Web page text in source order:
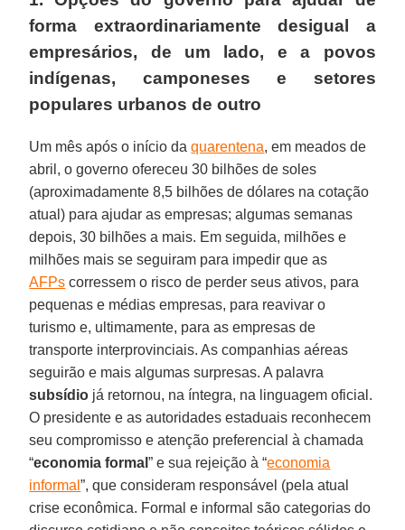
forma extraordinariamente desigual a
empresários, de um lado, e a povos
indígenas, camponeses e setores
populares urbanos de outro
Um mês após o início daquarentena, em meados de
abril, o governo ofereceu 30 bilhões de soles
(aproximadamente 8,5 bilhões de dólares na cotação
atual) para ajudar as empresas; algumas semanas
depois, 30 bilhões a mais. Em seguida, milhões e
milhões mais se seguiram para impedir que as
AFPs corressem o risco de perder seus ativos, para
pequenas e médias empresas, para reavivar o
turismo e, ultimamente, para as empresas de
transporte interprovinciais. As companhias aéreas
seguirão e mais algumas surpresas. A palavra
subsídio já retornou, na íntegra, na linguagem oficial.
O presidente e as autoridades estaduais reconhecem
seu compromisso e atenção preferencial à chamada
“economia formal” e sua rejeição à “economia
informal”, que consideram responsável (pela atual
crise econômica. Formal e informal são categorias do